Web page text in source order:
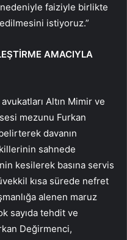
faiziyle birlikte
istiyoruz.”
AMACIYLA
Altın Mimir ve
mezunu Furkan
davanın
sahnede
kesilerek basına servis
kısa sürede nefret
alenen maruz
sayıda tehdit ve
Değirmenci,